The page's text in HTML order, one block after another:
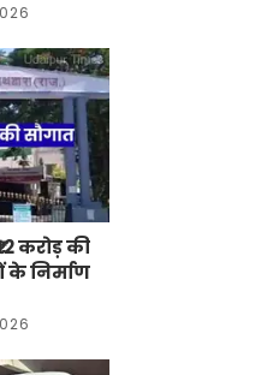
करोड़ की
के निर्माण